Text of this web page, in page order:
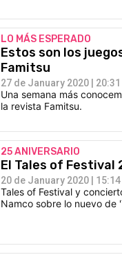
LO MÁS ESPERADO
Estos son los
Famitsu
27 de January 2020 | 20:31
Una semana más
la revista Famitsu.
25 ANIVERSARIO
El Tales of
20 de January 2020 | 15:14
Tales of Festival y
Namco sobre lo nuevo de